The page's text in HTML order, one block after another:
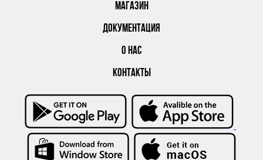
МАГАЗИН
ДОКУМЕНТАЦИЯ
О НАС
КОНТАКТЫ